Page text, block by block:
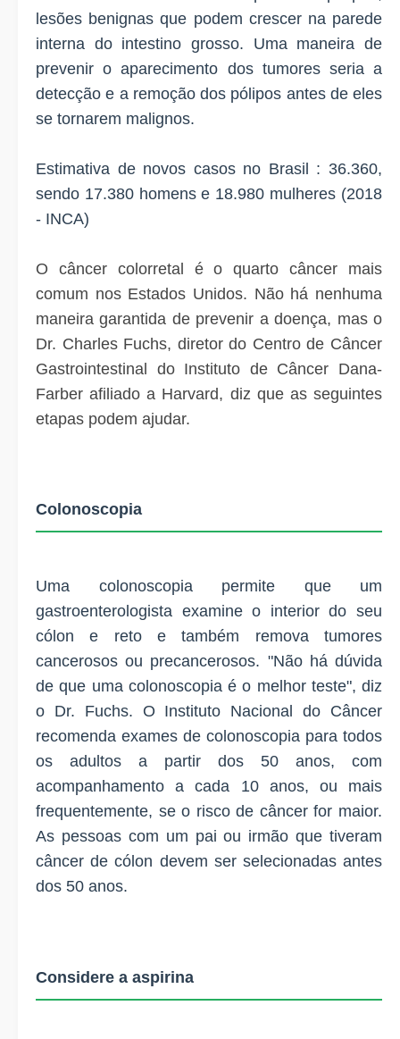
lesões benignas que podem crescer na parede
interna do intestino grosso. Uma maneira de
prevenir o aparecimento dos tumores seria a
detecção e a remoção dos pólipos antes de eles
se tornarem malignos.
Estimativa de novos casos no Brasil : 36.360,
sendo 17.380 homens e 18.980 mulheres (2018
- INCA)
O câncer colorretal é o quarto câncer mais
comum nos Estados Unidos. Não há nenhuma
maneira garantida de prevenir a doença, mas o
Dr. Charles Fuchs, diretor do Centro de Câncer
Gastrointestinal do Instituto de Câncer Dana-
Farber afiliado a Harvard, diz que as seguintes
etapas podem ajudar.
Colonoscopia
Uma colonoscopia permite que um
gastroenterologista examine o interior do seu
cólon e reto e também remova tumores
cancerosos ou precancerosos. "Não há dúvida
de que uma colonoscopia é o melhor teste", diz
o Dr. Fuchs. O Instituto Nacional do Câncer
recomenda exames de colonoscopia para todos
os adultos a partir dos 50 anos, com
acompanhamento a cada 10 anos, ou mais
frequentemente, se o risco de câncer for maior.
As pessoas com um pai ou irmão que tiveram
câncer de cólon devem ser selecionadas antes
dos 50 anos.
Considere a aspirina